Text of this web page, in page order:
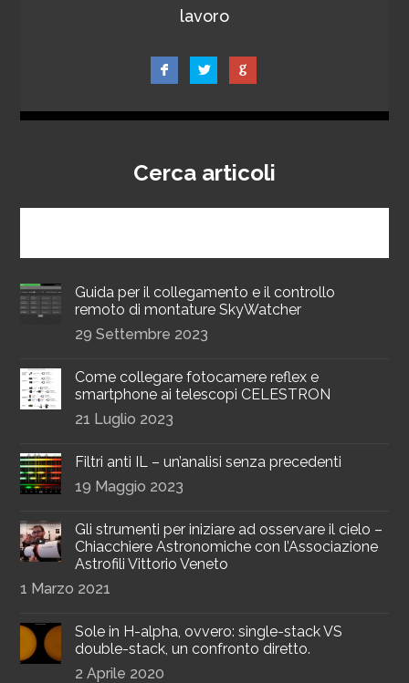
lavoro
Cerca articoli
Guida per il collegamento e il controllo
remoto di montature SkyWatcher
29 Settembre 2023
Come collegare fotocamere reflex e
smartphone ai telescopi CELESTRON
21 Luglio 2023
Filtri anti IL – un’analisi senza precedenti
19 Maggio 2023
Gli strumenti per iniziare ad osservare il cielo –
Chiacchiere Astronomiche con l’Associazione
Astrofili Vittorio Veneto
1 Marzo 2021
Sole in H-alpha, ovvero: single-stack VS
double-stack, un confronto diretto.
2 Aprile 2020